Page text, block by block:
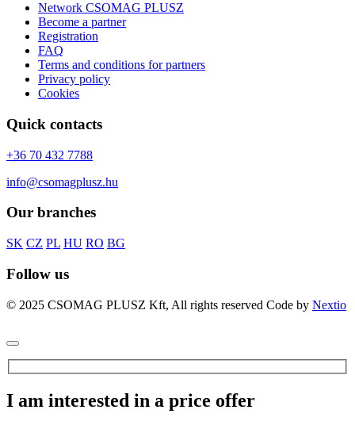
Network CSOMAG PLUSZ
Become a partner
Registration
FAQ
Terms and conditions for partners
Privacy policy
Cookies
Quick contacts
+36 70 432 7788
info@csomagplusz.hu
Our branches
SK CZ PL HU RO BG
Follow us
© 2025 CSOMAG PLUSZ Kft, All rights reserved Code by Nextio
I am interested in a price offer